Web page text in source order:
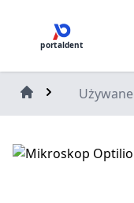
portaldent
Używane